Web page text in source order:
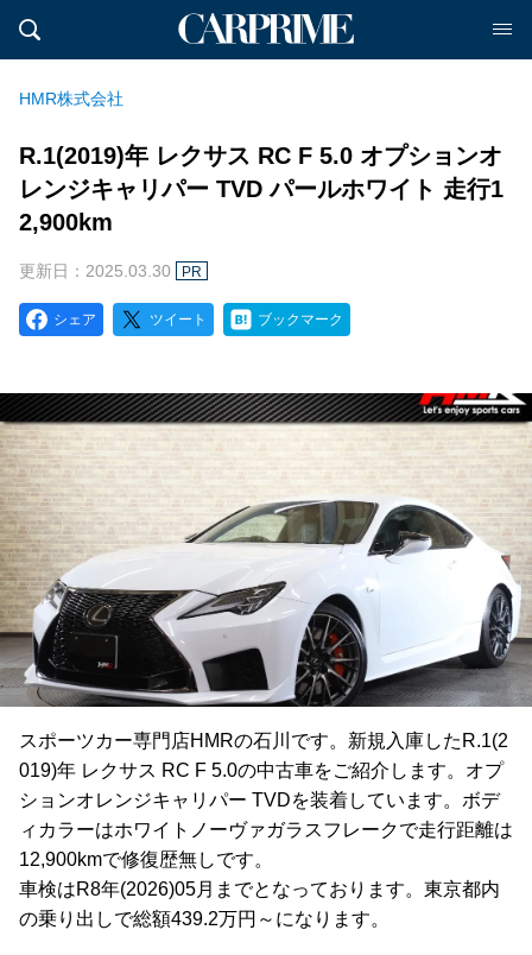
HMR株式会社
R.1(2019)年 レクサス RC F 5.0 オプションオ
レンジキャリパー TVD パールホワイト 走行1
2,900km
更新日：2025.03.30 PR
シェア ツイート ブックマーク
スポーツカー専門店HMRの石川です。新規入庫したR.1(2
019)年 レクサス RC F 5.0の中古車をご紹介します。オプ
ションオレンジキャリパー TVDを装着しています。ボデ
ィカラーはホワイトノーヴァガラスフレークで走行距離は
12,900kmで修復歴無しです。
車検はR8年(2026)05月までとなっております。東京都内
の乗り出しで総額439.2万円～になります。